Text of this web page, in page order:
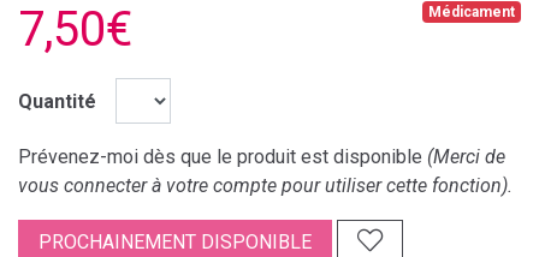
Médicament
7,50€
Quantité
Prévenez-moi dès que le produit est disponible (Merci de
vous connecter à votre compte pour utiliser cette fonction).
PROCHAINEMENT DISPONIBLE